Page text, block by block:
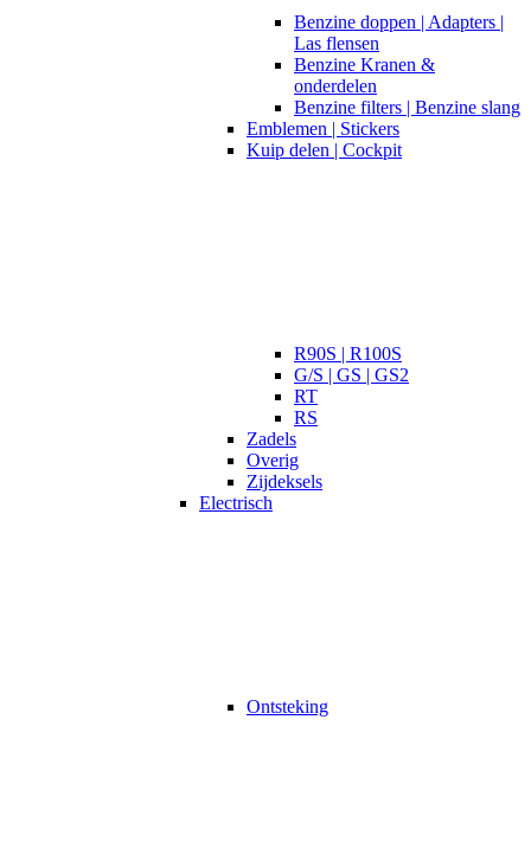
Benzine doppen | Adapters |
Las flensen
Benzine Kranen &
onderdelen
Benzine filters | Benzine slang
Emblemen | Stickers
Kuip delen | Cockpit
R90S | R100S
G/S | GS | GS2
RT
RS
Zadels
Overig
Zijdeksels
Electrisch
Ontsteking